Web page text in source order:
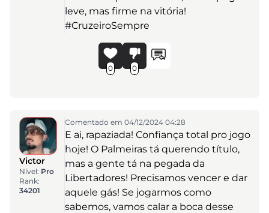
leve, mas firme na vitória!
#CruzeiroSempre
0 0
Victor
Nível: Pro
Rank:
34201
Comentado em 04/12/2024 04:28
E ai, rapaziada! Confiança total pro jogo
hoje! O Palmeiras tá querendo título,
mas a gente tá na pegada da
Libertadores! Precisamos vencer e dar
aquele gás! Se jogarmos como
sabemos, vamos calar a boca desse